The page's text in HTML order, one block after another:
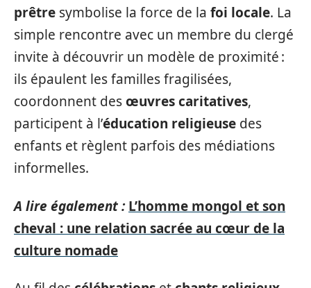
prêtre symbolise la force de la foi locale. La
simple rencontre avec un membre du clergé
invite à découvrir un modèle de proximité :
ils épaulent les familles fragilisées,
coordonnent desœuvres caritatives,
participent à l’éducation religieuse des
enfants et règlent parfois des médiations
informelles.
A lire également : L’homme mongol et son
cheval : une relation sacrée au cœur de la
culture nomade